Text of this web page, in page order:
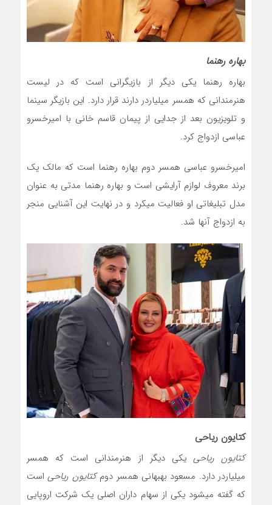
بهاره رهنما
بهاره رهنما یکی دیگر از بازیگرانی است که در لیست
هنرمندانی که همسر میلیاردر دارند قرار دارد. این بازیگر سینما
و تلویزیون بعد از جدایی از پیمان قاسم خانی با امیرخسرو
عباسی ازدواج کرد.
امیرخسرو عباسی همسر دوم بهاره رهنما است که مالک یک
برند معروف لوازم آرایشی است و بهاره رهنما مدتی به عنوان
مدل تبلیغاتی او فعالیت میکرد و در نهایت این آشنایی منجر
به ازدواج آنها شد.
کتایون ریاحی
کتایون ریاحی یکی دیگر از هنرمندانی است که همسر
میلیاردر دارد. مسعود بهبهانی همسر دومکتایون ریاحیاست
که گفته میشود یکی از سهام داران اصلی یک شرکت اروپایی